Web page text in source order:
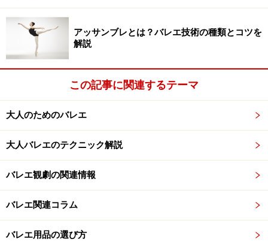
授賞式後の懇親会の模
様
審査の結果、『日本ダンスフォーラム大賞』は山田う
ん、『日本ダンスフォーラム賞』は近藤良平とコンドル
ズ、森下真樹＋束芋の2組が受賞。2014年4月、授賞式が
開催されました。
授賞式の模様
アッサンブレとは？バレエ技術の種類とコツを
解説
この記事に関連するテーマ
大人のためのバレエ
大人バレエのテクニック解説
バレエ観劇の関連情報
バレエ関連コラム
バレエ用品の選び方